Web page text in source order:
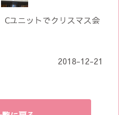
ユニットでクリスマス会
2018-12-21